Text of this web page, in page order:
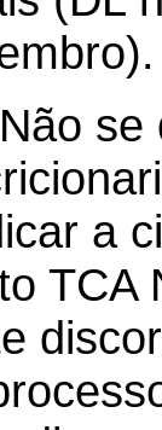
se
a
TCA